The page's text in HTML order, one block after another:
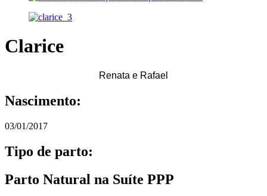
Clarice
Renata e Rafael
Nascimento:
03/01/2017
Tipo de parto:
Parto Natural na Suíte PPP